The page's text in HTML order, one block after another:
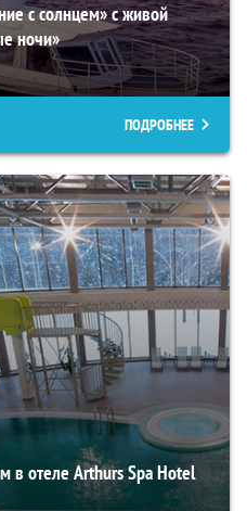
с солнцем» с живой
ночи»
ПОДРОБНЕЕ
в отеле Arthurs Spa Hotel